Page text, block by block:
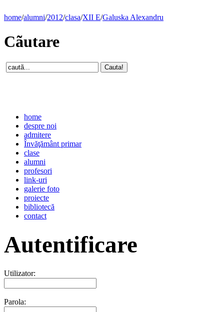
home/alumni/2012/clasa/XII E/Galuska Alexandru
Cãutare
home
despre noi
admitere
Învăţământ primar
clase
alumni
profesori
link-uri
galerie foto
proiecte
bibliotecă
contact
Autentificare
Utilizator:
Parola: